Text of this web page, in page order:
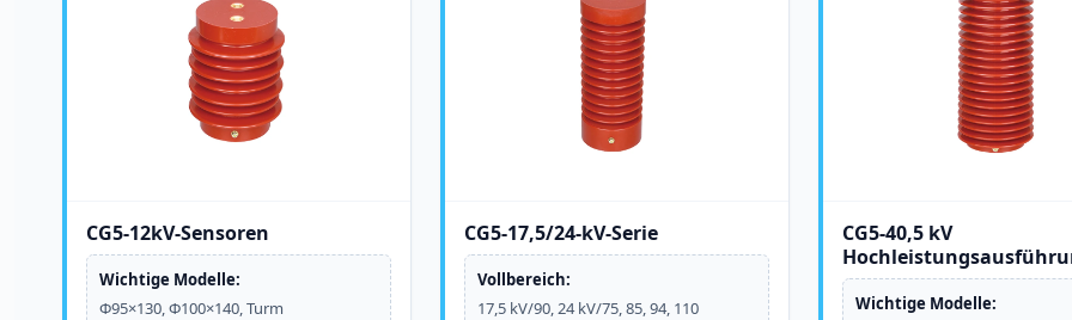
CG5-12kV-Sensoren
Wichtige Modelle:
Φ95×130, Φ100×140, Turm
CG5-17,5/24-kV-Serie
Vollbereich:
17,5 kV/90, 24 kV/75, 85, 94, 110
CG5-40,5 kV
Wichtige Modelle: